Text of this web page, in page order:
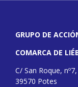
GRUPO DE
COMARCA DE
C/ San Roque,
39570 Potes